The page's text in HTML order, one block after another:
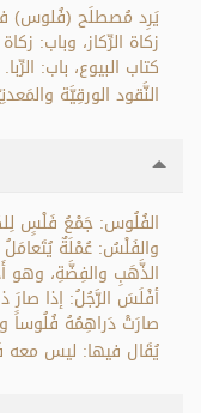
يَرِد مُصطلَح (فُلوس) في
زكاة الرِّكاز، وباب:
كتاب البيوع، باب:
النَّقود الورقِيَّة
الفُلُوس: جَمْعُ فَلْسٍ
والفَلْسُ: عُمْلَةٌ
الذَّهَبِ والفِضَّةِ، وهو
أفْلَسَ الرَّجُلُ: إذا صارَ
صارَتْ دَراهِمُهُ فُلُوساً
يُقَال فيها: ليس